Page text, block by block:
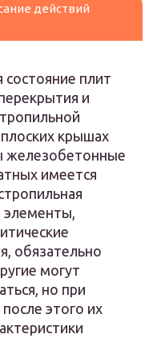
действий
состояние плит
и
крышах
железобетонные
имеется
элементы,
обязательно
могут
но при
этого их